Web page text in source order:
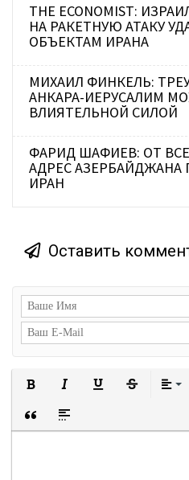
THE ECONOMIST:
НА РАКЕТНУЮ АТАКУ
ОБЪЕКТАМ ИРАНА
МИХАИЛ ФИНКЕЛЬ:
АНКАРА-ИЕРУСАЛИМ
ВЛИЯТЕЛЬНОЙ СИЛОЙ
ФАРИД ШАФИЕВ: ОТ
АДРЕС АЗЕРБАЙДЖАНА
ИРАН
Оставить
Вставка цитаты
Вставка спойлера